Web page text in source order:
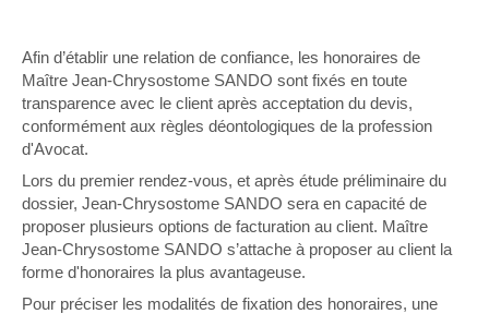
Afin d’établir une relation de confiance, les honoraires de
Maître Jean-Chrysostome SANDO sont fixés en toute
transparence avec le client après acceptation du devis,
conformément aux règles déontologiques de la profession
d'Avocat.
Lors du premier rendez-vous, et après étude préliminaire du
dossier, Jean-Chrysostome SANDO sera en capacité de
proposer plusieurs options de facturation au client. Maître
Jean-Chrysostome SANDO s’attache à proposer au client la
forme d'honoraires la plus avantageuse.
Pour préciser les modalités de fixation des honoraires, une